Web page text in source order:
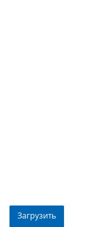
Загрузить